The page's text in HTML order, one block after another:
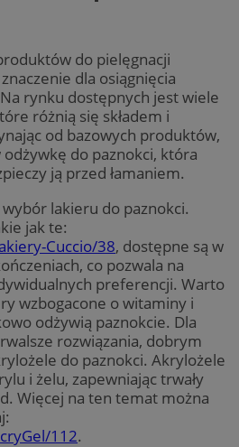
do pielęgnacji
dla osiągnięcia
rynku dostępnych jest wiele
różnią się składem i
od bazowych produktów,
do paznokci, która
ją przed łamaniem.
lakieru do paznokci.
jak te:
Cuccio/38, dostępne są w
co pozwala na
preferencji. Warto
wzbogacone o witaminy i
odżywią paznokcie. Dla
rozwiązania, dobrym
do paznokci. Akrylożele
i żelu, zapewniając trwały
Więcej na ten temat można
112.